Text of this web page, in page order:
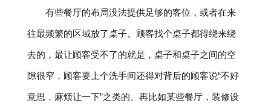
有些餐厅的布局没法提供足够的客位，或者在来
往最频繁的区域放了桌子。顾客找个桌子都得绕来绕
去的，最让顾客受不了的就是，桌子和桌子之间的空
隙很窄，顾客要上个洗手间还得对背后的顾客说“不好
意思，麻烦让一下”之类的。再比如某些餐厅，装修设